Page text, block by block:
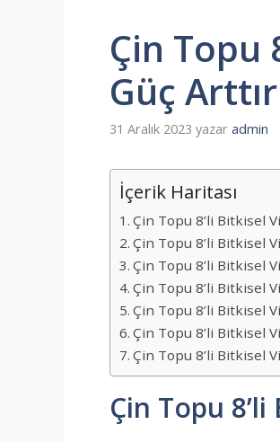
Çin Topu
Güç
31 Aralık 2023 yazar admin
İçerik Haritası
Çin Topu 8’li Bitkisel
Çin Topu 8’li Bitkisel
Çin Topu 8’li Bitkisel
Çin Topu 8’li Bitkisel
Çin Topu 8’li Bitkisel
Çin Topu 8’li Bitkisel
Çin Topu 8’li Bitkisel
Çin Topu